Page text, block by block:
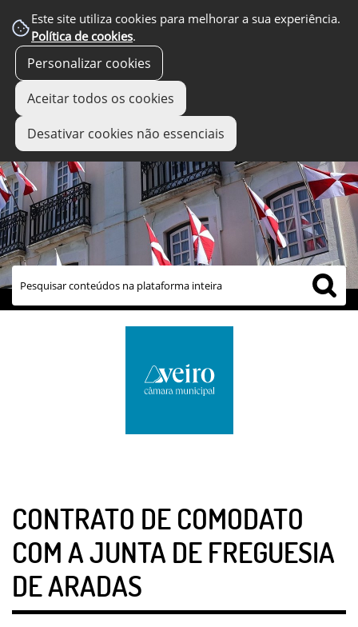
Este site utiliza cookies para melhorar a sua experiência.
Política de cookies.
Personalizar cookies
Aceitar todos os cookies
Desativar cookies não essenciais
links úteis
CONTRATO DE COMODATO
COM A JUNTA DE FREGUESIA
DE ARADAS